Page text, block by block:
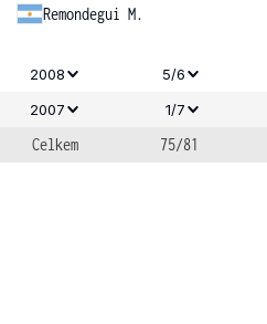
Remondegui M.
2008 5/6
2007 1/7
Celkem
75/81